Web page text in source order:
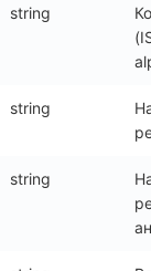
string
string
string